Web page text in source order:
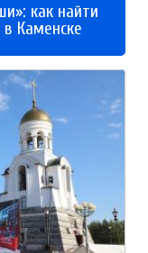
как найти
Каменске